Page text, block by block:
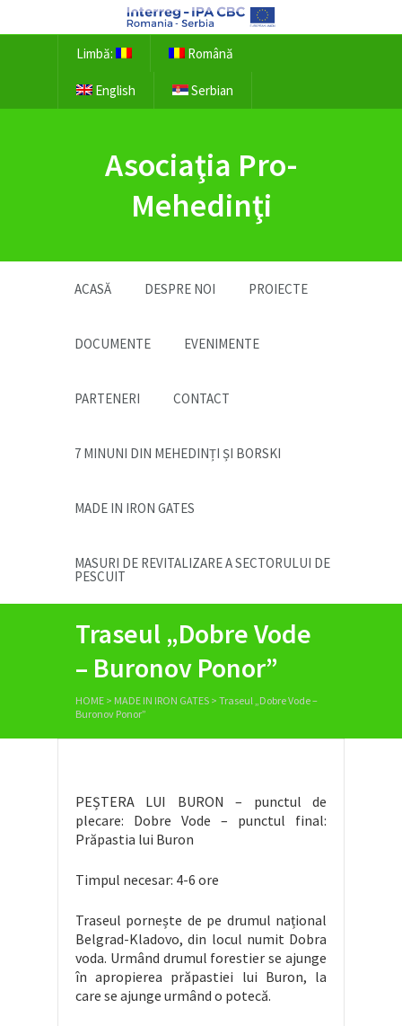
Limbă: Română
English Serbian
Asociaţia Pro-
Mehedinţi
ACASĂ DESPRE NOI PROIECTE
DOCUMENTE EVENIMENTE
PARTENERI CONTACT
7 MINUNI DIN MEHEDINȚI ȘI BORSKI
MADE IN IRON GATES
MASURI DE REVITALIZARE A SECTORULUI DE
PESCUIT
Traseul „Dobre Vode
– Buronov Ponor”
HOME > MADE IN IRON GATES > Traseul „Dobre Vode –
Buronov Ponor”
PEȘTERA LUI BURON – punctul de
plecare: Dobre Vode – punctul final:
Prăpastia lui Buron
Timpul necesar: 4-6 ore
Traseul pornește de pe drumul național
Belgrad-Kladovo, din locul numit Dobra
voda. Urmând drumul forestier se ajunge
în apropierea prăpastiei lui Buron, la
care se ajunge urmând o potecă.